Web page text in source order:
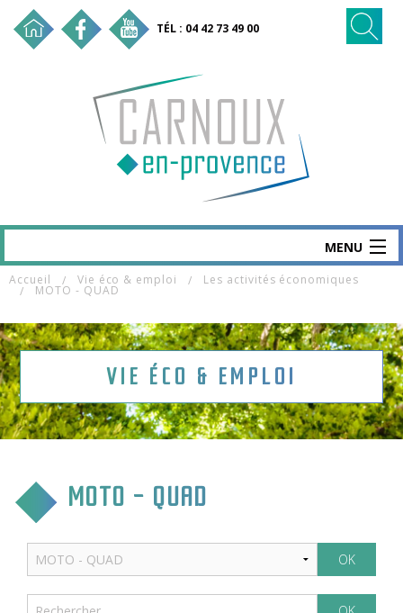
TÉL : 04 42 73 49 00
MENU
CARNOUX
MAIRIE & SERVICES
SANTÉ & SOCIAL
VIE ÉCO & EMPLOI
CULTURE & COMMUNICATION
VIE ASSOCIATIVE
ENVIRONNEMENT & QUALITÉ
Accueil Vie éco & emploi Les activités économiques
MOTO - QUAD
VIE ÉCO & EMPLOI
MOTO - QUAD